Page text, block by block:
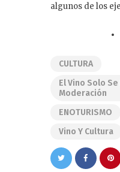
algunos de los
CULTURA
El Vino Solo
Moderación
ENOTURISMO
Vino Y Cultura